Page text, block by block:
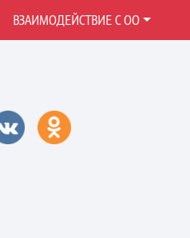
ВЗАИМОДЕЙСТВИЕ С ОО